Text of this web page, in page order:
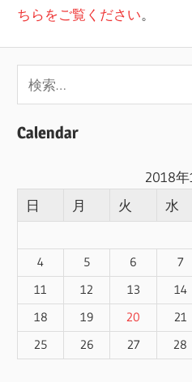
ちらをご覧ください。
Calendar
2018年
日
月 火 水
4
5 6 7
11
12 13 14
18
19 20 21
25
26 27 28